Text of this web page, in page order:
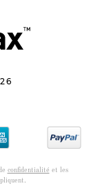
confidentialité et les